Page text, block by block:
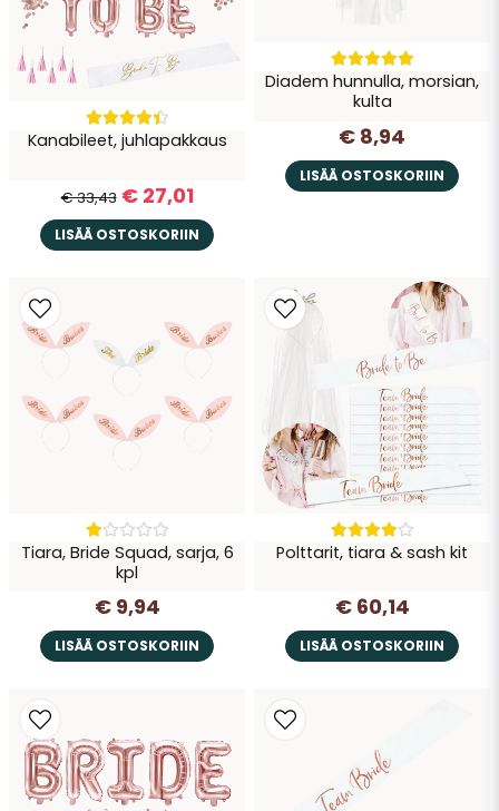
Lähetä kysymys
Kanabileet, juhlapakkaus
€ 33,43 € 27,01
LISÄÄ OSTOSKORIIN
Diadem hunnulla, morsian,
kulta
€ 8,94
LISÄÄ OSTOSKORIIN
Tiara, Bride Squad, sarja, 6
kpl
€ 9,94
LISÄÄ OSTOSKORIIN
Polttarit, tiara & sash kit
€ 60,14
LISÄÄ OSTOSKORIIN